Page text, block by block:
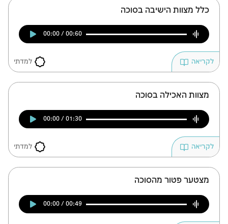
כלל מצוות הישיבה בסוכה
00:00 / 00:60
למדתי לקריאה
מצוות האכילה בסוכה
00:00 / 01:30
למדתי לקריאה
מצטער פטור מהסוכה
00:00 / 00:49
שלך
לסימון המושג כנלמד, יש להתחבר לחשבון או
להירשם
הרשמה התחברות